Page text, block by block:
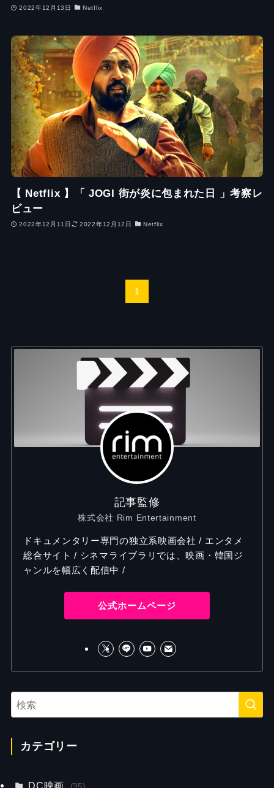
2022年12月13日 Netflix
【 Netflix 】「 JOGI 街が炎に包まれた日 」考察レ
ビュー
2022年12月11日 2022年12月12日 Netflix
1
記事監修
株式会社 Rim Entertainment
ドキュメンタリー専門の独立系映画会社 / エンタメ
総合サイト / シネマライブラリでは、映画・韓国ジ
ャンルを幅広く配信中 /
公式ホームページ
カテゴリー
DC映画